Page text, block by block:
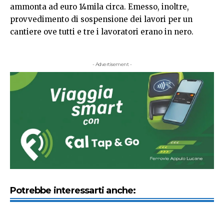
ammonta ad euro 14mila circa. Emesso, inoltre,
provvedimento di sospensione dei lavori per un
cantiere ove tutti e tre i lavoratori erano in nero.
- Advertisement -
Potrebbe interessarti anche: